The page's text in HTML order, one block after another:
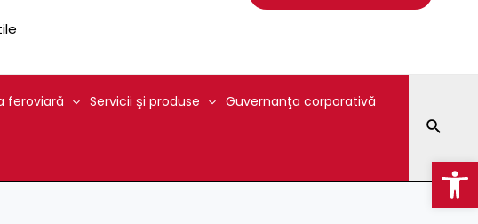
feroviară Servicii şi produse Guvernanţa corporativă